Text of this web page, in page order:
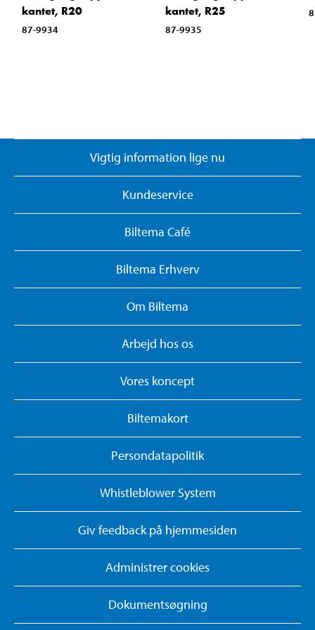
kantet, R20
87-9934
kantet, R25
87-9935
Vigtig information lige nu
Kundeservice
Biltema Café
Biltema Erhverv
Om Biltema
Arbejd hos os
Vores koncept
Biltemakort
Persondatapolitik
Whistleblower System
Giv feedback på hjemmesiden
Administrer cookies
Dokumentsøgning